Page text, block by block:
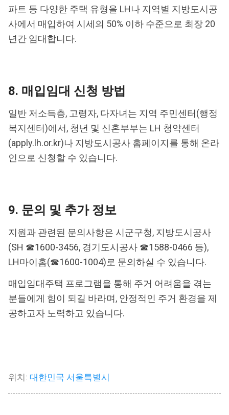
파트 등 다양한 주택 유형을 LH나 지역별 지방도시공
사에서 매입하여 시세의 50% 이하 수준으로 최장 20
년간 임대합니다.
8. 매입임대 신청 방법
일반 저소득층, 고령자, 다자녀는 지역 주민센터(행정
복지센터)에서, 청년 및 신혼부부는 LH 청약센터
(apply.lh.or.kr)나 지방도시공사 홈페이지를 통해 온라
인으로 신청할 수 있습니다.
9. 문의 및 추가 정보
지원과 관련된 문의사항은 시군구청, 지방도시공사
(SH ☎1600-3456, 경기도시공사 ☎1588-0466 등),
LH마이홈(☎1600-1004)로 문의하실 수 있습니다.
매입임대주택 프로그램을 통해 주거 어려움을 겪는
분들에게 힘이 되길 바라며, 안정적인 주거 환경을 제
공하고자 노력하고 있습니다.
위치: 대한민국 서울특별시